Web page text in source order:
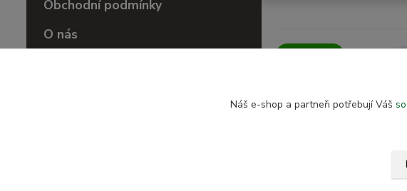
Obchodní podmínky
O nás
Náš e-shop a partneři potřebují Váš